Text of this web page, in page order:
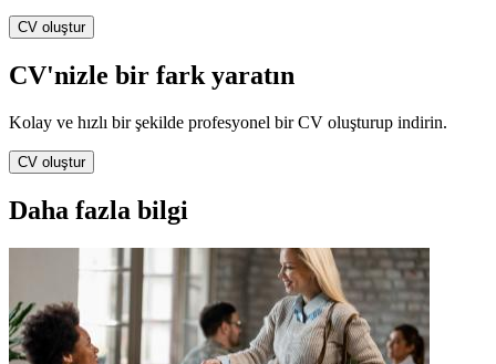
CV oluştur
CV'nizle bir fark yaratın
Kolay ve hızlı bir şekilde profesyonel bir CV oluşturup indirin.
CV oluştur
Daha fazla bilgi